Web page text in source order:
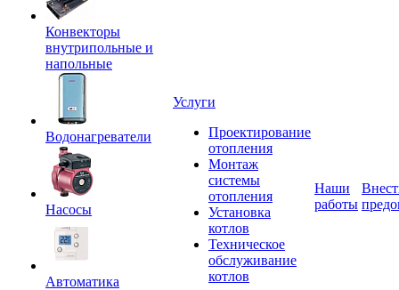
Конвекторы
внутрипольные и
напольные
Водонагреватели
Насосы
Автоматика
Услуги
Проектирование
отопления
Монтаж
системы
отопления
Установка
котлов
Техническое
обслуживание
котлов
Наши
работы